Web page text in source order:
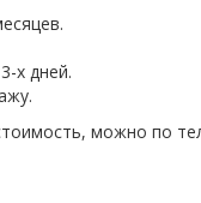
х дней.
можно по